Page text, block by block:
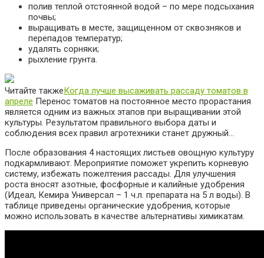
полив теплой отстоянной водой – по мере подсыхания
почвы;
выращивать в месте, защищенном от сквозняков и
перепадов температур;
удалять сорняки;
рыхление грунта.
Читайте такжеКогда лучше высаживать рассаду томатов в
апреле Перенос томатов на постоянное место прорастания
является одним из важных этапов при выращивании этой
культуры. Результатом правильного выбора даты и
соблюдения всех правил агротехники станет дружный…
После образования 4 настоящих листьев овощную культуру
подкармливают. Мероприятие поможет укрепить корневую
систему, избежать пожелтения рассады. Для улучшения
роста вносят азотные, фосфорные и калийные удобрения
(Идеал, Кемира Универсал – 1 ч.л. препарата на 5 л воды). В
таблице приведены органические удобрения, которые
можно использовать в качестве альтернативы химикатам.